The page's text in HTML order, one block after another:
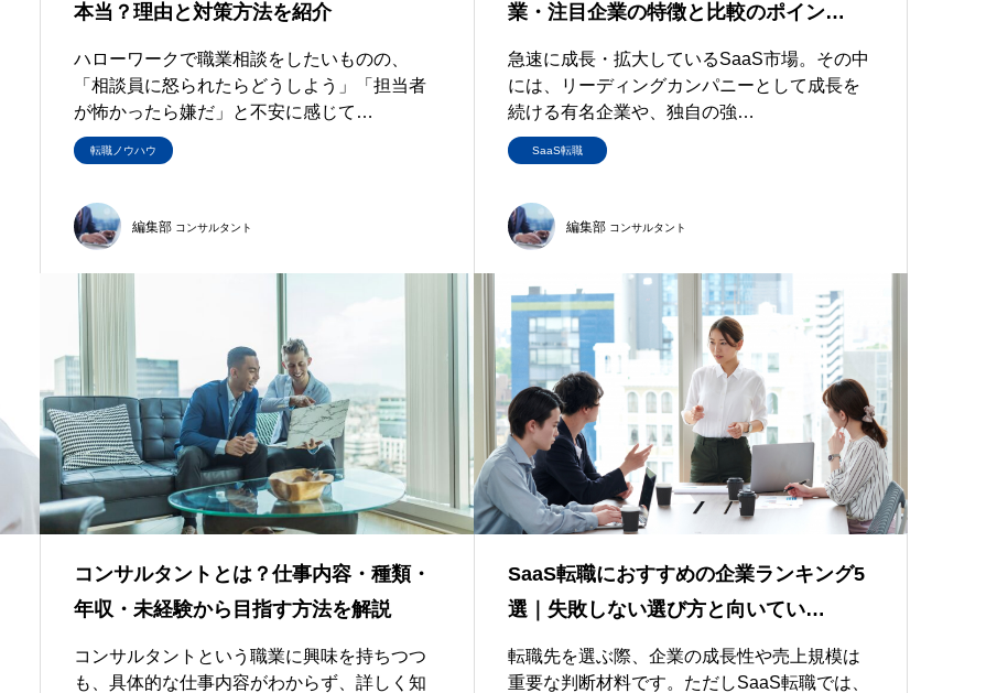
本当？理由と対策方法を紹介
ハローワークで職業相談をしたいものの、
「相談員に怒られたらどうしよう」「担当者
が怖かったら嫌だ」と不安に感じて…
転職ノウハウ
編集部 コンサルタント
業・注目企業の特徴と比較のポイン…
急速に成長・拡大しているSaaS市場。その中
には、リーディングカンパニーとして成長を
続ける有名企業や、独自の強…
SaaS転職
編集部 コンサルタント
コンサルタントとは？仕事内容・種類・
年収・未経験から目指す方法を解説
コンサルタントという職業に興味を持ちつつ
も、具体的な仕事内容がわからず、詳しく知
SaaS転職におすすめの企業ランキング5
選｜失敗しない選び方と向いてい…
転職先を選ぶ際、企業の成長性や売上規模は
重要な判断材料です。ただしSaaS転職では、